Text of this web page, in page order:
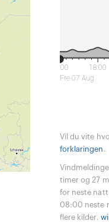
12:00
Fre 07 Aug
18:00
Vil du vite
forklaringen .
timer og 27
for neste
08:00 neste
flere kilder.